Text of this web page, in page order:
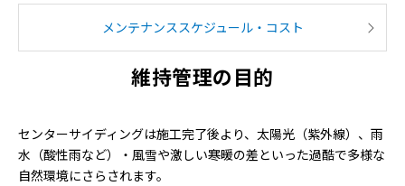
メンテナンススケジュール・コスト
維持管理の目的
センターサイディングは施工完了後より、太陽光（紫外線）、雨
水（酸性雨など）・風雪や激しい寒暖の差といった過酷で多様な
自然環境にさらされます。